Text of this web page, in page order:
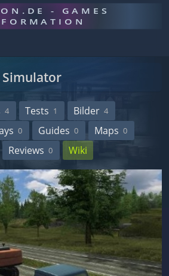
- GAMES
Simulator
4 Tests 1 Bilder 4
0 Guides 0 Maps 0
Reviews 0 Wiki